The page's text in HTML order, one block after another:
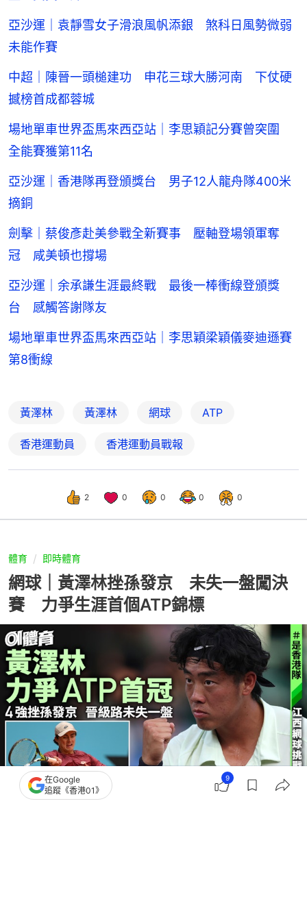
亞沙運｜袁靜雪女子滑浪風帆添銀 煞科日風勢微弱
未能作賽
中超｜陳晉一頭槌建功 申花三球大勝河南 下仗硬
撼榜首成都蓉城
場地單車世界盃馬來西亞站｜李思穎記分賽曾突圍
全能賽獲第11名
亞沙運｜香港隊再登頒獎台 男子12人龍舟隊400米
摘銅
劍擊｜蔡俊彥赴美參戰全新賽事 壓軸登場領軍奪
冠 咸美頓也撐場
亞沙運｜余承謙生涯最終戰 最後一棒衝線登頒獎
台 感觸答謝隊友
場地單車世界盃馬來西亞站｜李思穎梁穎儀麥迪遜賽
第8衝線
黃澤林 黃澤林 網球 ATP
香港運動員 香港運動員戰報
2 0 0 0 0
體育 即時體育
網球｜黃澤林挫孫發京 未失一盤闖決
賽 力爭生涯首個ATP錦標
撰文：李思詠
在Google
追蹤《香港01》
9